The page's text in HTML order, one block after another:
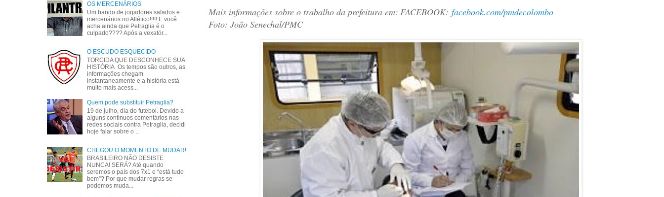
Mais informações sobre o trabalho da prefeitura em: FACEBOOK: facebook.com/pmdecolombo
Foto: João Senechal/PMC
OS MERCENÁRIOS
Um bando de jogadores safados e
mercenários no Atlético!!!!! E você
acha ainda que Petraglia é o
culpado???? Após a vexatór...
O ESCUDO ESQUECIDO
TORCIDA QUE DESCONHECE SUA
HISTÓRIA Os tempos são outros, as
informações chegam
instantaneamente e a história está
muito mais acess...
Quem pode substituir Petraglia?
19 de julho, dia do futebol. Devido a
alguns contínuos comentários nas
redes sociais contra Petraglia, decidi
hoje falar sobre o ...
CHEGOU O MOMENTO DE MUDAR!
BRASILEIRO NÃO DESISTE
NUNCA! SERÁ? Até quando
seremos o país dos 7x1 e “está tudo
bem”? Por que mudar regras se
podemos muda...